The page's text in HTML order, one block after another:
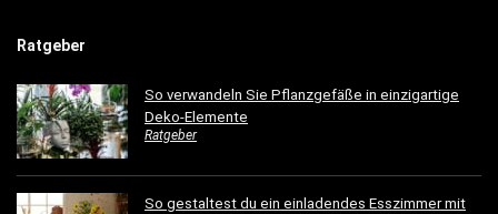
Ratgeber
So verwandeln Sie Pflanzgefäße in einzigartige
Deko-Elemente
Ratgeber
So gestaltest du ein einladendes Esszimmer mit